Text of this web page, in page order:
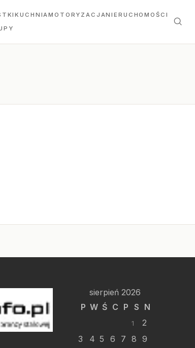
KUCHNIAMOTORYZACJANIERUCHOMOŚCI
sierpień 2026
P W Ś C P S N
1
2
3
4 5 6 7 8 9